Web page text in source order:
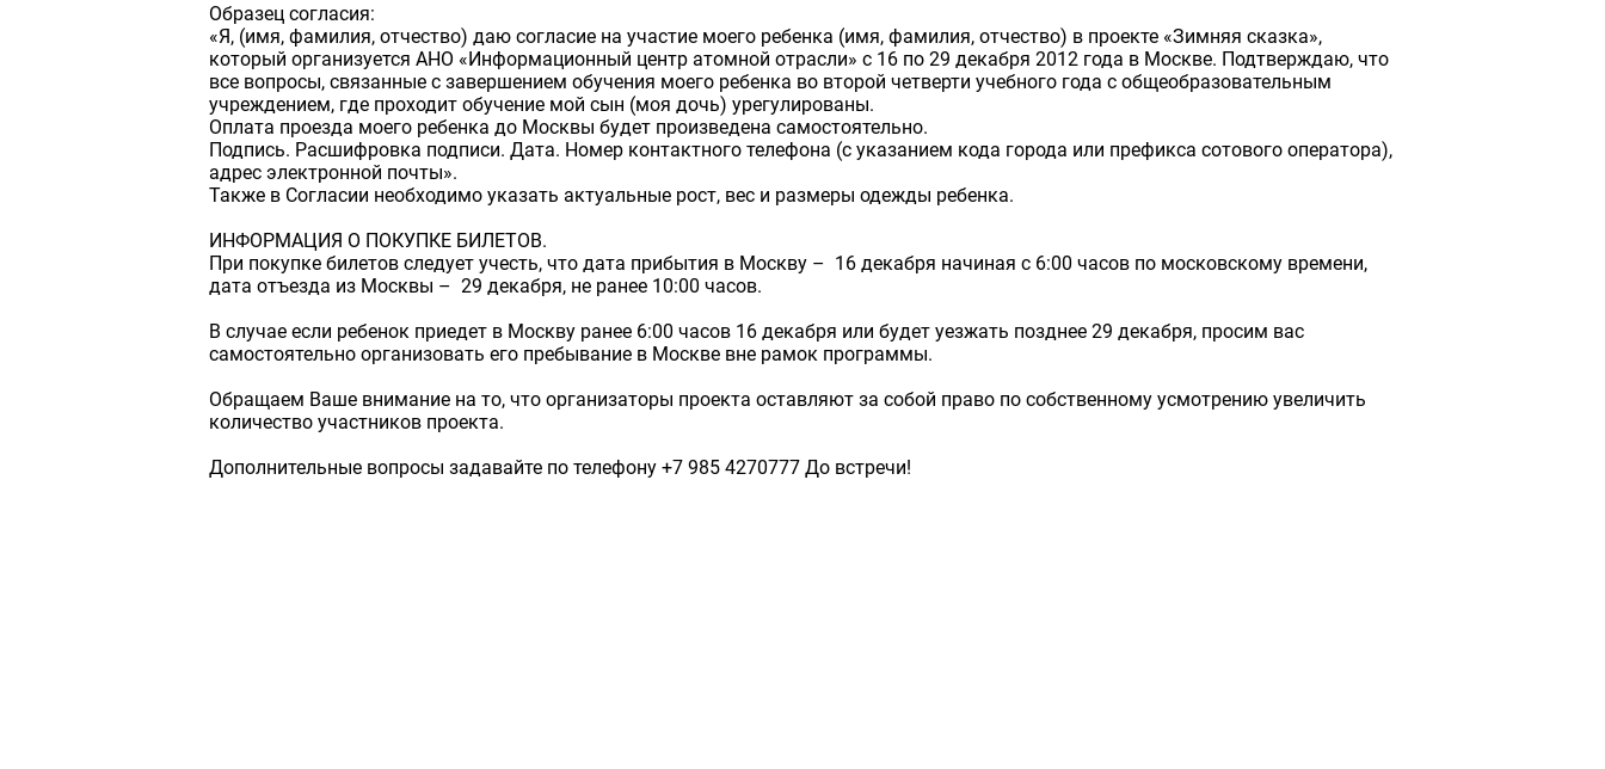
Образец согласия:
«Я, (имя, фамилия, отчество) даю согласие на участие моего ребенка (имя, фамилия, отчество) в проекте «Зимняя сказка»,
который организуется АНО «Информационный центр атомной отрасли» с 16 по 29 декабря 2012 года в Москве. Подтверждаю, что
все вопросы, связанные с завершением обучения моего ребенка во второй четверти учебного года с общеобразовательным
учреждением, где проходит обучение мой сын (моя дочь) урегулированы.
Оплата проезда моего ребенка до Москвы будет произведена самостоятельно.
Подпись. Расшифровка подписи. Дата. Номер контактного телефона (с указанием кода города или префикса сотового оператора),
адрес электронной почты».
Также в Согласии необходимо указать актуальные рост, вес и размеры одежды ребенка.
ИНФОРМАЦИЯ О ПОКУПКЕ БИЛЕТОВ.
При покупке билетов следует учесть, что дата прибытия в Москву – 16 декабря начиная с 6:00 часов по московскому времени,
дата отъезда из Москвы – 29 декабря, не ранее 10:00 часов.
В случае если ребенок приедет в Москву ранее 6:00 часов 16 декабря или будет уезжать позднее 29 декабря, просим вас
самостоятельно организовать его пребывание в Москве вне рамок программы.
Обращаем Ваше внимание на то, что организаторы проекта оставляют за собой право по собственному усмотрению увеличить
количество участников проекта.
Дополнительные вопросы задавайте по телефону +7 985 4270777 До встречи!